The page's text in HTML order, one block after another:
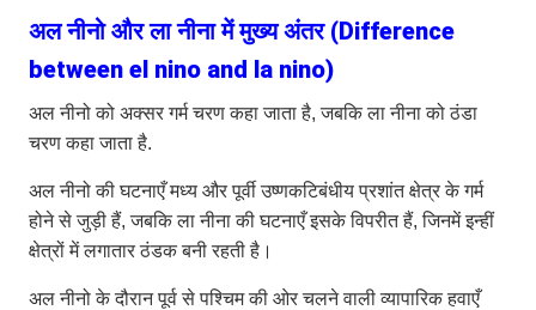
अल नीनो और ला नीना में मुख्य अंतर (Difference
between el nino and la nino)
अल नीनो को अक्सर गर्म चरण कहा जाता है, जबकि ला नीना को ठंडा
चरण कहा जाता है.
अल नीनो की घटनाएँ मध्य और पूर्वी उष्णकटिबंधीय प्रशांत क्षेत्र के गर्म
होने से जुड़ी हैं, जबकि ला नीना की घटनाएँ इसके विपरीत हैं, जिनमें इन्हीं
क्षेत्रों में लगातार ठंडक बनी रहती है।
अल नीनो के दौरान पूर्व से पश्चिम की ओर चलने वाली व्यापारिक हवाएँ